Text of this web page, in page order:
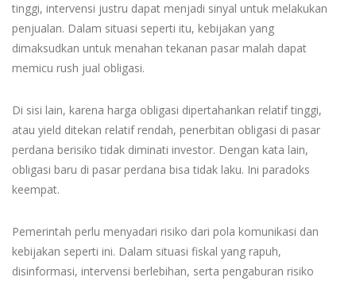
tinggi, intervensi justru dapat menjadi sinyal untuk melakukan
penjualan. Dalam situasi seperti itu, kebijakan yang
dimaksudkan untuk menahan tekanan pasar malah dapat
memicu rush jual obligasi.
Di sisi lain, karena harga obligasi dipertahankan relatif tinggi,
atau yield ditekan relatif rendah, penerbitan obligasi di pasar
perdana berisiko tidak diminati investor. Dengan kata lain,
obligasi baru di pasar perdana bisa tidak laku. Ini paradoks
keempat.
Pemerintah perlu menyadari risiko dari pola komunikasi dan
kebijakan seperti ini. Dalam situasi fiskal yang rapuh,
disinformasi, intervensi berlebihan, serta pengaburan risiko